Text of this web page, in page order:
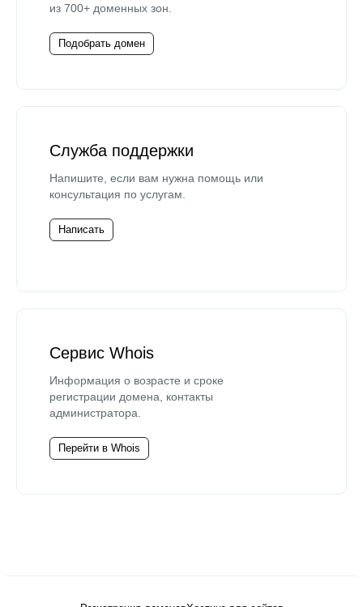
из 700+ доменных зон.
Подобрать домен
Служба поддержки
Напишите, если вам нужна помощь или
консультация по услугам.
Написать
Сервис Whois
Информация о возрасте и сроке
регистрации домена, контакты
администратора.
Перейти в Whois